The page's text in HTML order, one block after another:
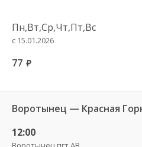
Пн,Вт,Ср,Чт,Пт,Вс
с 15.01.2026
77 руб.
12:00